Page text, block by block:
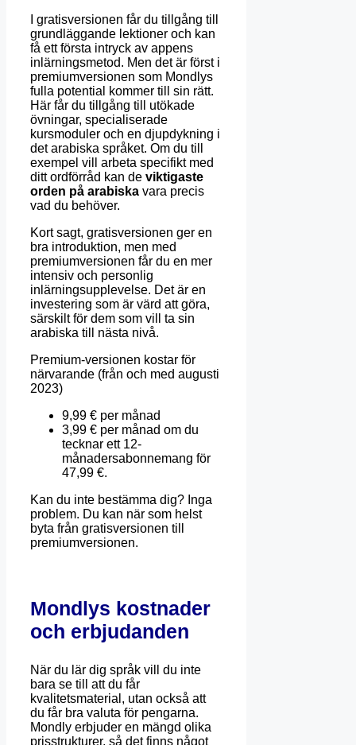
I gratisversionen får du tillgång till
grundläggande lektioner och kan
få ett första intryck av appens
inlärningsmetod. Men det är först i
premiumversionen som Mondlys
fulla potential kommer till sin rätt.
Här får du tillgång till utökade
övningar, specialiserade
kursmoduler och en djupdykning i
det arabiska språket. Om du till
exempel vill arbeta specifikt med
ditt ordförråd kan de viktigaste
orden på arabiska vara precis
vad du behöver.
Kort sagt, gratisversionen ger en
bra introduktion, men med
premiumversionen får du en mer
intensiv och personlig
inlärningsupplevelse. Det är en
investering som är värd att göra,
särskilt för dem som vill ta sin
arabiska till nästa nivå.
Premium-versionen kostar för
närvarande (från och med augusti
2023)
9,99 € per månad
3,99 € per månad om du
tecknar ett 12-
månadersabonnemang för
47,99 €.
Kan du inte bestämma dig? Inga
problem. Du kan när som helst
byta från gratisversionen till
premiumversionen.
Mondlys kostnader
och erbjudanden
När du lär dig språk vill du inte
bara se till att du får
kvalitetsmaterial, utan också att
du får bra valuta för pengarna.
Mondly erbjuder en mängd olika
prisstrukturer, så det finns något